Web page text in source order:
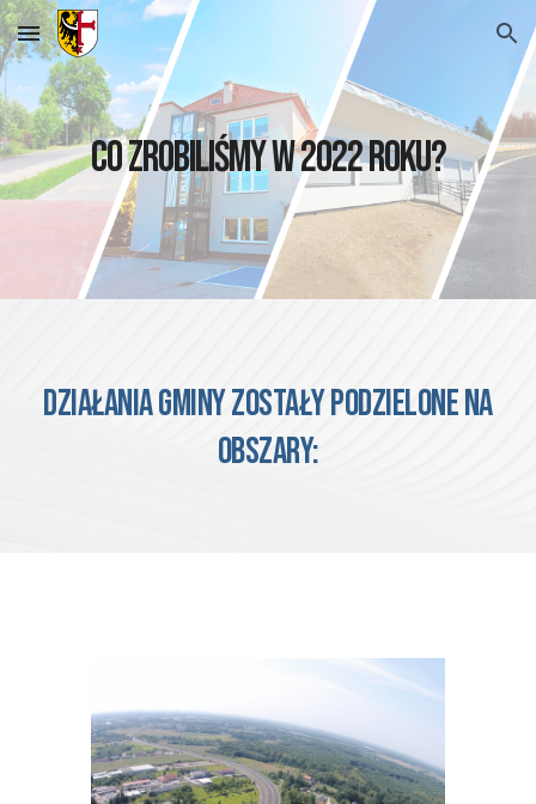
Skip to main content Skip to navigation
CO ZROBILIŚMY W 2022 ROKU?
DZIAŁANIA GMINY ZOSTAŁY PODZIELONE NA
OBSZARY: